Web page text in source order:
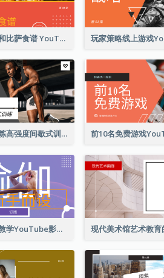
简单的奶酪和比萨食谱 YouTube影片缩图
轻松户外锻炼高强度间歇式训练YouTube影片缩图
瑜伽初学者教学YouTube影片缩图